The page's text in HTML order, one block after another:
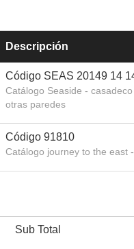
Descripción
Código SEAS 20149 14
Catálogo Seaside - casadeco
otras paredes
Código 91810
Catálogo journey to the east
Sub Total